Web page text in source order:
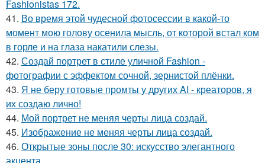
Fashionistas 172.
41. Во время этой чудесной фотосессии в какой-то
момент мою голову осенила мысль, от которой встал ком
в горле и на глаза накатили слезы.
42. Создай портрет в стиле уличной Fashion -
фотографии с эффектом сочной, зернистой плёнки.
43. Я не беру готовые промты у других AI - креаторов, я
их создаю лично!
44. Мой портрет не меняя черты лица создай.
45. Изображение не меняя черты лица создай.
46. Открытые зоны после 30: искусство элегантного